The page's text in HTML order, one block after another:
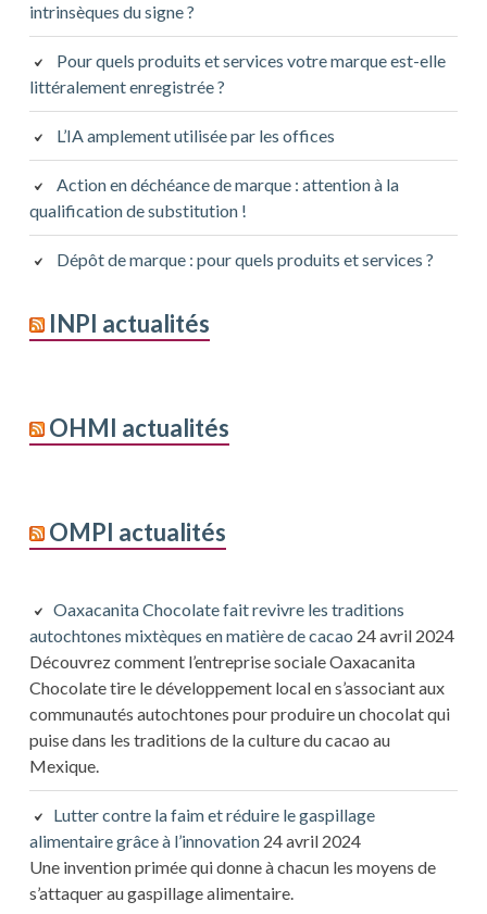
intrinsèques du signe ?
Pour quels produits et services votre marque est-elle
littéralement enregistrée ?
L’IA amplement utilisée par les offices
Action en déchéance de marque : attention à la
qualification de substitution !
Dépôt de marque : pour quels produits et services ?
INPI actualités
OHMI actualités
OMPI actualités
Oaxacanita Chocolate fait revivre les traditions
autochtones mixtèques en matière de cacao 24 avril 2024
Découvrez comment l’entreprise sociale Oaxacanita
Chocolate tire le développement local en s’associant aux
communautés autochtones pour produire un chocolat qui
puise dans les traditions de la culture du cacao au
Mexique.
Lutter contre la faim et réduire le gaspillage
alimentaire grâce à l’innovation 24 avril 2024
Une invention primée qui donne à chacun les moyens de
s’attaquer au gaspillage alimentaire.